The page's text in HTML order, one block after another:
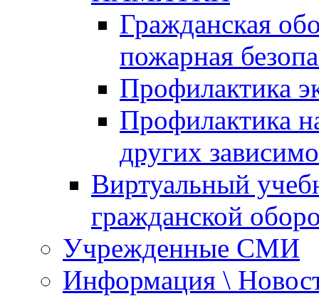
Гражданская
пожарная
Профилактика
Профилактика
других
Виртуальный
гражданской
Учрежденные СМИ
Информация \